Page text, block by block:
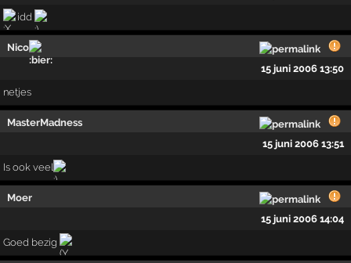
idd
Nico
15 juni 2006 13:50
netjes
MasterMadness
15 juni 2006 13:51
Is ook veel
Moer
15 juni 2006 14:04
Goed bezig